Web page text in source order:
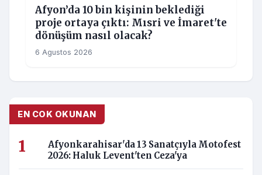
Afyon’da 10 bin kişinin beklediği
proje ortaya çıktı: Mısri ve İmaret'te
dönüşüm nasıl olacak?
6 Agustos 2026
EN COK OKUNAN
Afyonkarahisar'da 13 Sanatçıyla Motofest
2026: Haluk Levent'ten Ceza'ya